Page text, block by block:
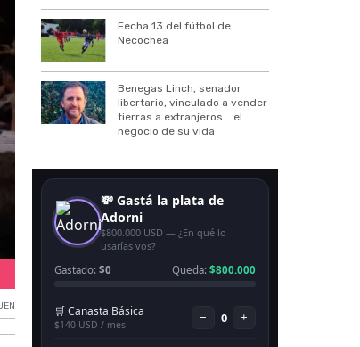
Congreso de Logística.
Fecha 13 del fútbol de
Necochea
Benegas Linch, senador
libertario, vinculado a vender
tierras a extranjeros... el
negocio de su vida